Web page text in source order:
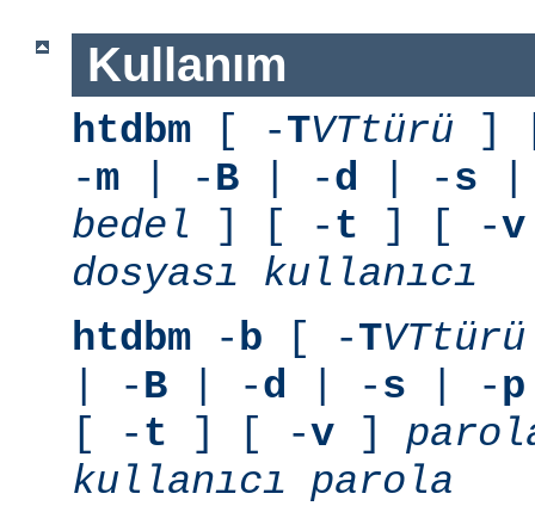
Kullanım
htdbm [ -TVTtürü ]
-m | -B | -d | -s
bedel ] [ -t ] [ -v
dosyası
kullanıcı
htdbm -b [ -TVTtürü
| -B | -d | -s | -p
[ -t ] [ -v ]
kullanıcı
parola